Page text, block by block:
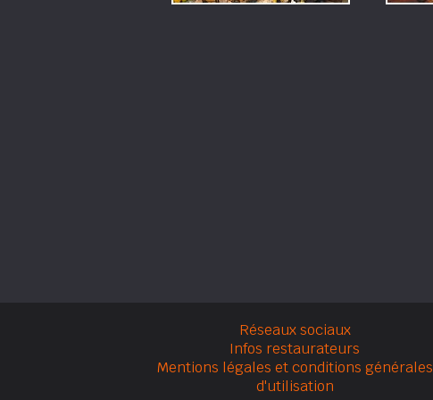
Réseaux sociaux
Infos restaurateurs
Mentions légales et conditions générales
d'utilisation